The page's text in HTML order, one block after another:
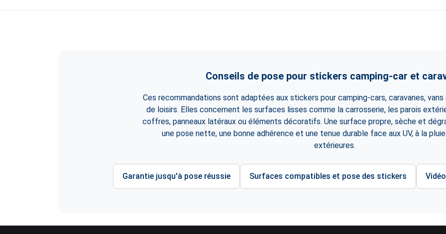
Conseils de pose pour stickers camping-car et
Ces recommandations sont adaptées aux stickers pour camping-cars, caravanes,
de loisirs. Elles concernent les surfaces lisses comme la carrosserie, les parois
coffres, panneaux latéraux ou éléments décoratifs. Une surface propre, sèche et
une pose nette, une bonne adhérence et une tenue durable face aux UV, à la
extérieures.
Garantie jusqu'à pose réussie Surfaces compatibles et pose des stickers